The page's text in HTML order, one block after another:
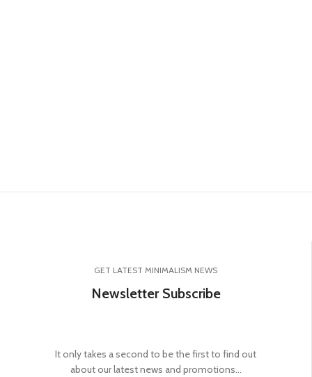
GET LATEST MINIMALISM NEWS
Newsletter Subscribe
It only takes a second to be the first to find out
about our latest news and promotions...